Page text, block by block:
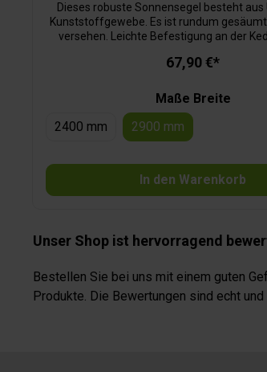
Dieses robuste Sonnensegel besteht aus
Kunststoffgewebe. Es ist rundum
versehen. Leichte Befestigung an der
Passend für Fiamma und Thule
67,90 €*
Maße Breite
2400 mm
2900 mm
In den Warenkorb
Unser Shop ist hervorragend
Bestellen Sie bei uns mit einem guten
Produkte. Die Bewertungen sind echt